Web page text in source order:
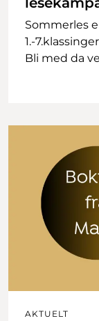
Sommerles
1.-
Bli med da
AKTUELT